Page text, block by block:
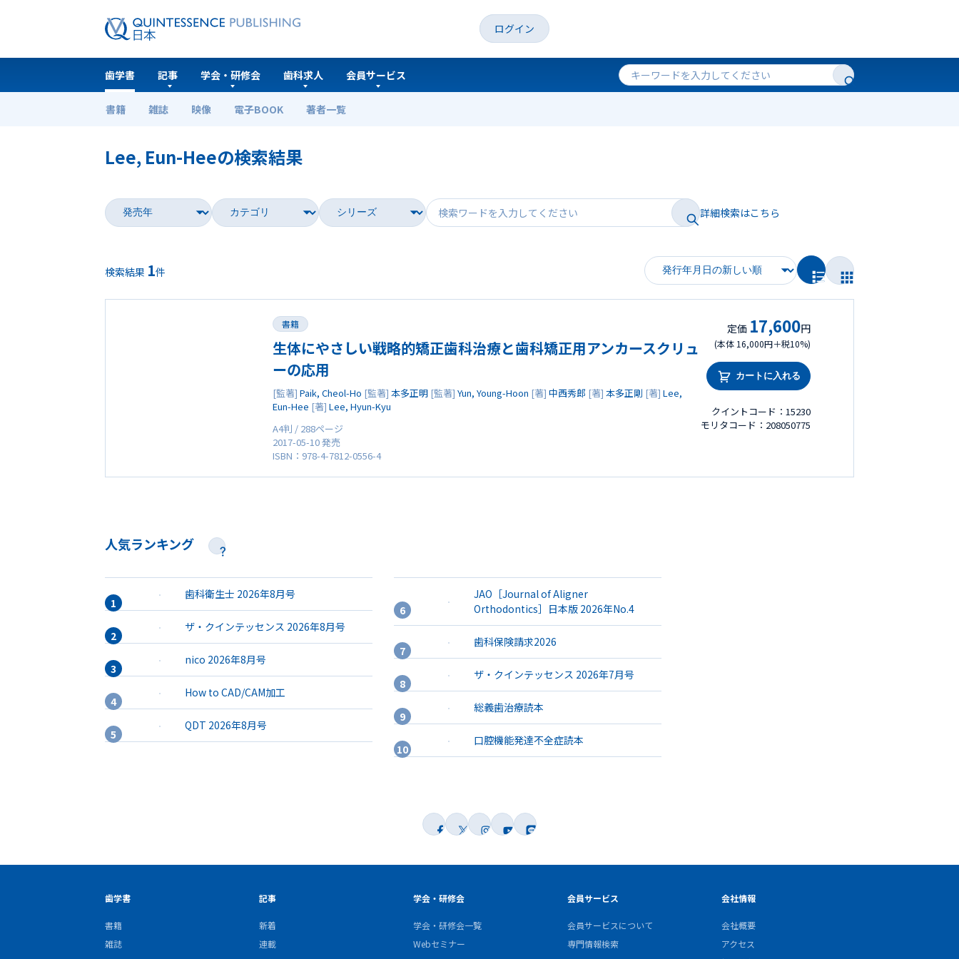
ログイン
歯学書
書籍 雑誌 映像 電子BOOK 著者一覧
記事 学会・研修会 歯科求人 会員サービス
ホーム 歯学書
Lee, Eun-Heeの検索結果
詳細検索はこちら
検索結果 1件
書籍
生体にやさしい戦略的矯正歯科治療と歯科矯正用アンカースクリュ
ーの応用
[監著] Paik, Cheol-Ho [監著] 本多正明 [監著] Yun, Young-Hoon [著] 中西秀郎 [著] 本多正剛 [著] Lee,
Eun-Hee [著] Lee, Hyun-Kyu
A4判 / 288ページ
2017-05-10 発売
ISBN：978-4-7812-0556-4
定価 17,600円
(本体 16,000円＋税10%)
カートに入れる
クイントコード：15230
モリタコード：208050775
人気ランキング
歯科衛生士 2026年8月号
ザ・クインテッセンス 2026年8月号
nico 2026年8月号
How to CAD/CAM加工
QDT 2026年8月号
JAO［Journal of Aligner
Orthodontics］日本版 2026年No.4
歯科保険請求2026
ザ・クインテッセンス 2026年7月号
総義歯治療読本
口腔機能発達不全症読本
歯学書
書籍
雑誌
記事
新着
連載
学会・研修会
学会・研修会一覧
Webセミナー
会員サービス
会員サービスについて
専門情報検索
会社情報
会社概要
アクセス